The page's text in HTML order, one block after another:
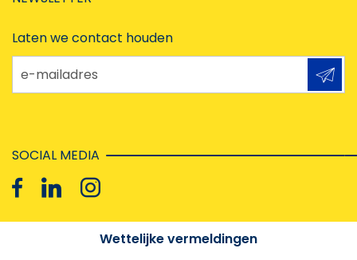
Laten we contact houden
e-mailadres
SOCIAL MEDIA
Wettelijke vermeldingen